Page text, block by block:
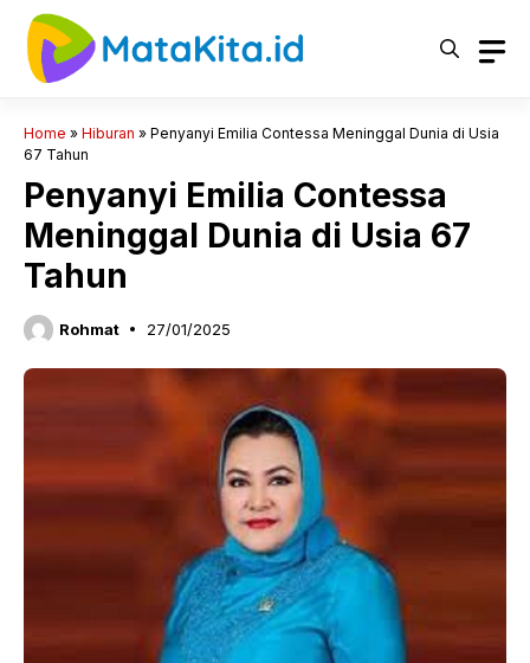
Langsung
Home » Hiburan » Penyanyi Emilia Contessa Meninggal Dunia di Usia
67 Tahun
Penyanyi Emilia Contessa
Meninggal Dunia di Usia 67
Tahun
Rohmat 27/01/2025